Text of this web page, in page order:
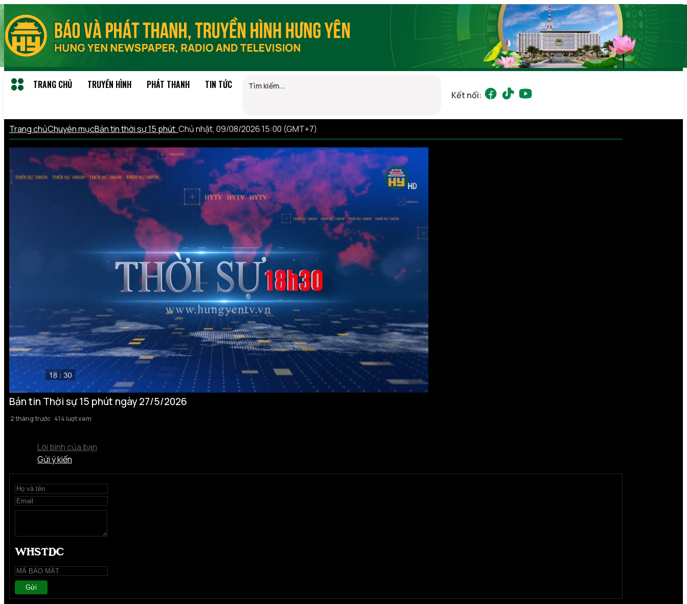
TRANG CHỦ TRUYỀN HÌNH PHÁT THANH TIN TỨC
Kết nối:
Trang chủChuyên mụcBản tin thời sự 15 phút Chủ nhật, 09/08/2026 15:00 (GMT+7)
Bản tin Thời sự 15 phút ngày 27/5/2026
2 tháng trước 414 lượt xem
Lời bình của bạn
Gửi ý kiến
Gửi